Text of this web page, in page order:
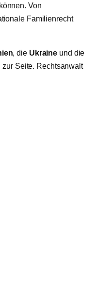
Von
Familienrecht
, die Ukraine und die
Seite. Rechtsanwalt